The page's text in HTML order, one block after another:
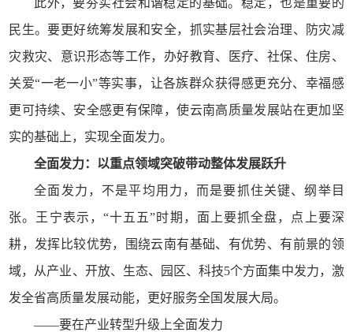
此外，要夯实社会和谐稳定的基础。稳定，也是重要的
民生。要更好统筹发展和安全，抓实基层社会治理、防灾减
灾救灾、意识形态等工作，办好教育、医疗、社保、住房、
关爱“一老一小”等实事，让各族群众获得感更充分、幸福感
更可持续、安全感更有保障，使云南高质量发展站在更加坚
实的基础上，实现全面发力。
全面发力：以重点领域突破带动整体发展跃升
全面发力，不是平均用力，而是要抓住关键、纲举目
张。王宁表示，“十五五”时期，面上要抓全盘，点上要深
耕，发挥比较优势，围绕云南有基础、有优势、有前景的领
域，从产业、开放、生态、园区、科技5个方面集中发力，激
发全省高质量发展动能，更好服务全国发展大局。
——要在产业转型升级上全面发力